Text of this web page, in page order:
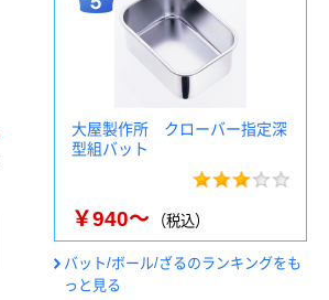
大屋製作所 クローバー指定深
型組バット
￥940～ （税込）
バット/ボール/ざるのランキングをも
っと見る